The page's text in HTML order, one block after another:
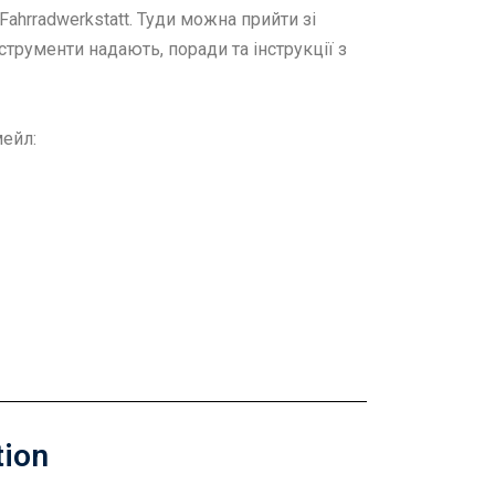
Туди можна прийти зі
надають, поради та інструкції з